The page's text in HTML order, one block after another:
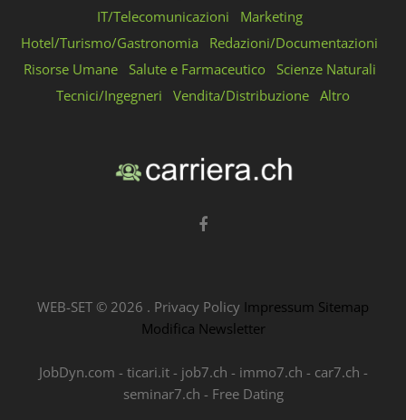
IT/Telecomunicazioni
Marketing
Hotel/Turismo/Gastronomia
Redazioni/Documentazioni
Risorse Umane
Salute e Farmaceutico
Scienze Naturali
Tecnici/Ingegneri
Vendita/Distribuzione Altro
WEB-SET © 2026 . Privacy Policy Impressum Sitemap
Modifica Newsletter
JobDyn.com - ticari.it- job7.ch - immo7.ch - car7.ch -
seminar7.ch - Free Dating